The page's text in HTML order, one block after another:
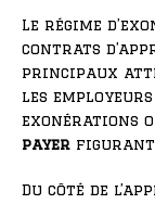
Le régime
contrats
principaux
les
exonérations
payer figurant
Du côté de